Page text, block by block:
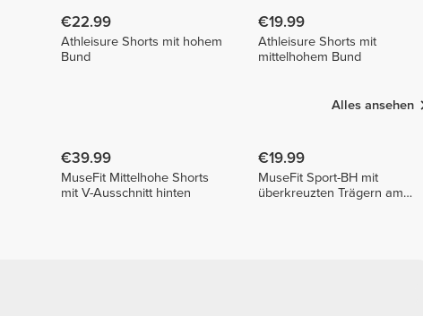
€22.99
Athleisure Shorts mit hohem
Bund
€19.99
Athleisure Shorts mit
mittelhohem Bund
Alles ansehen
€39.99
MuseFit Mittelhohe Shorts
mit V-Ausschnitt hinten
€19.99
MuseFit Sport-BH mit
überkreuzten Trägern am